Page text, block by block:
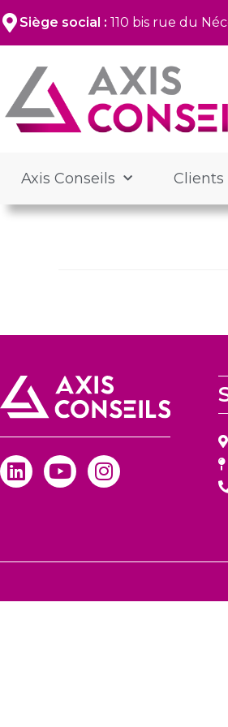
Siège social : 110 bis rue du
Axis Conseils Clients